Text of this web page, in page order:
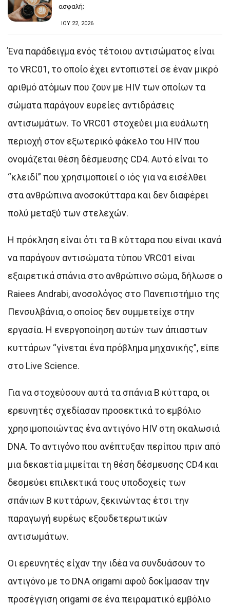
ασφαλή;
ΙΟΥ 22, 2026
Ένα παράδειγμα ενός τέτοιου αντισώματος είναι
το VRC01, το οποίο έχει εντοπιστεί σε έναν μικρό
αριθμό ατόμων που ζουν με HIV των οποίων τα
σώματα παράγουν ευρείες αντιδράσεις
αντισωμάτων. Το VRC01 στοχεύει μια ευάλωτη
περιοχή στον εξωτερικό φάκελο του HIV που
ονομάζεται θέση δέσμευσης CD4. Αυτό είναι το
“κλειδί” που χρησιμοποιεί ο ιός για να εισέλθει
στα ανθρώπινα ανοσοκύτταρα και δεν διαφέρει
πολύ μεταξύ των στελεχών.
Η πρόκληση είναι ότι τα Β κύτταρα που είναι ικανά
να παράγουν αντισώματα τύπου VRC01 είναι
εξαιρετικά σπάνια στο ανθρώπινο σώμα, δήλωσε ο
Raiees Andrabi, ανοσολόγος στο Πανεπιστήμιο της
Πενσυλβάνια, ο οποίος δεν συμμετείχε στην
εργασία. Η ενεργοποίηση αυτών των άπιαστων
κυττάρων “γίνεται ένα πρόβλημα μηχανικής”, είπε
στο Live Science.
Για να στοχεύσουν αυτά τα σπάνια Β κύτταρα, οι
ερευνητές σχεδίασαν προσεκτικά το εμβόλιο
χρησιμοποιώντας ένα αντιγόνο HIV στη σκαλωσιά
DNA. Το αντιγόνο που ανέπτυξαν περίπου πριν από
μια δεκαετία μιμείται τη θέση δέσμευσης CD4 και
δεσμεύει επιλεκτικά τους υποδοχείς των
σπάνιων Β κυττάρων, ξεκινώντας έτσι την
παραγωγή ευρέως εξουδετερωτικών
αντισωμάτων.
Οι ερευνητές είχαν την ιδέα να συνδυάσουν το
αντιγόνο με το DNA origami αφού δοκίμασαν την
προσέγγιση origami σε ένα πειραματικό εμβόλιο